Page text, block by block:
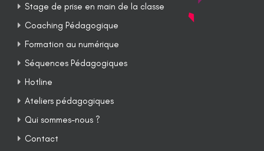
Stage de prise en main de la classe
Coaching Pédagogique
Formation au numérique
Séquences Pédagogiques
Hotline
Ateliers pédagogiques
Qui sommes-nous ?
Contact